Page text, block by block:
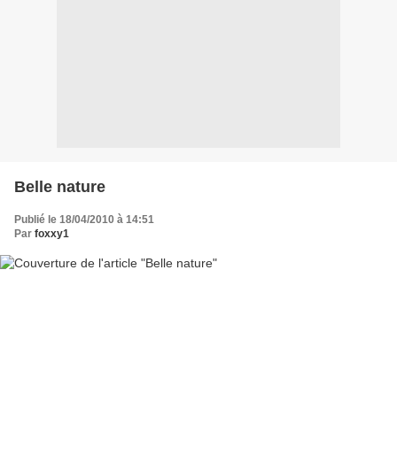
Belle nature
Publié le 18/04/2010 à 14:51
Par foxxy1